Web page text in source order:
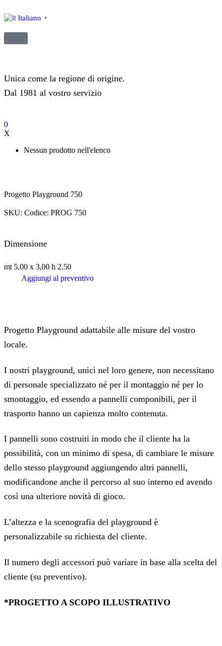
Italiano ▼
Unica come la regione di origine.
Dal 1981 al vostro servizio
0
X
Nessun prodotto nell'elenco
Progetto Playground 750
SKU: Codice: PROG 750
Dimensione
mt 5,00 x 3,00 h 2,50
Aggiungi al preventivo
Progetto Playground adattabile alle misure del vostro
locale.
I nostri playground, unici nel loro genere, non necessitano
di personale specializzato né per il montaggio né per lo
smontaggio, ed essendo a pannelli componibili, per il
trasporto hanno un capienza molto contenuta.
I pannelli sono costruiti in modo che il cliente ha la
possibilità, con un minimo di spesa, di cambiare le misure
dello stesso playground aggiungendo altri pannelli,
modificandone anche il percorso al suo interno ed avendo
così una ulteriore novità di gioco.
L’altezza e la scenografia del playground è
personalizzabile su richiesta del cliente.
Il numero degli accessori può variare in base alla scelta del
cliente (su preventivo).
*PROGETTO A SCOPO ILLUSTRATIVO